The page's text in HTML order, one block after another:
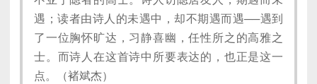
遇；读者由诗人的未遇中，却不期遇而遇──遇到
了一位胸怀旷达，习静喜幽，任性所之的高雅之
士。而诗人在这首诗中所要表达的，也正是这一
点。（褚斌杰）